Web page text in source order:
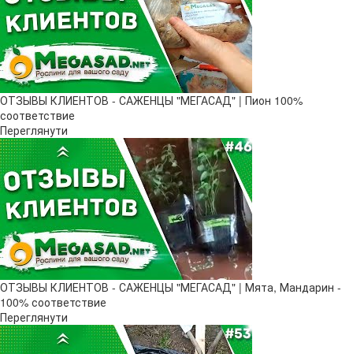
ОТЗЫВЫ КЛИЕНТОВ - САЖЕНЦЫ "МЕГАСАД" | Пион 100%
соответствие
Переглянути
ОТЗЫВЫ КЛИЕНТОВ - САЖЕНЦЫ "МЕГАСАД" | Мята, Мандарин -
100% соответствие
Переглянути